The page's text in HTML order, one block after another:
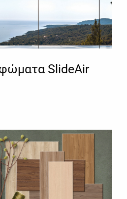
SlideAir